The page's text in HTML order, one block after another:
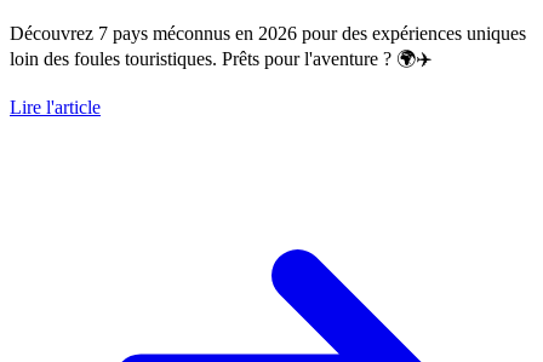
Découvrez 7 pays méconnus en 2026 pour des expériences uniques
loin des foules touristiques. Prêts pour l'aventure ? 🌍✈️
Lire l'article